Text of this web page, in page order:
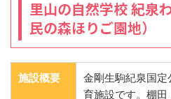
里山の自然学校 紀泉
民の森ほりご園地）
施設概要
金剛生駒紀泉国
育施設です。棚